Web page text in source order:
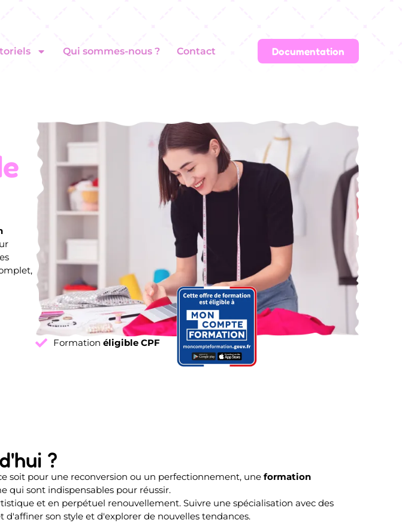
Qui sommes-nous ? Contact Documentation
Formation éligible CPF
?
soit pour une reconversion ou un perfectionnement, une formation
qui sont indispensables pour réussir.
et en perpétuel renouvellement. Suivre une spécialisation avec des
son style et d'explorer de nouvelles tendances.